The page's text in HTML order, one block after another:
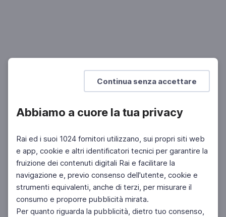
Continua senza accettare
Abbiamo a cuore la tua privacy
Rai ed i suoi 1024 fornitori utilizzano, sui propri siti web
e app, cookie e altri identificatori tecnici per garantire la
fruizione dei contenuti digitali Rai e facilitare la
navigazione e, previo consenso dell'utente, cookie e
strumenti equivalenti, anche di terzi, per misurare il
consumo e proporre pubblicità mirata.
Per quanto riguarda la pubblicità, dietro tuo consenso,
2019
May You Live In Interesting Times
Facebook Instagram Twitter